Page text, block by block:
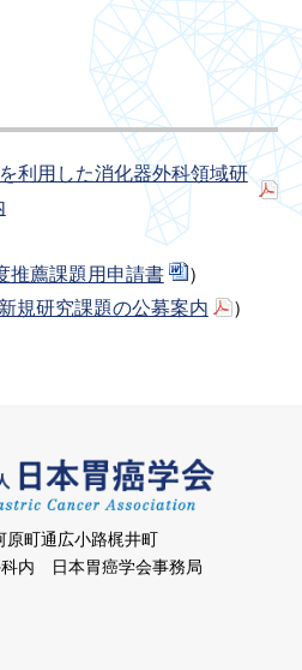
利用した消化器外科領域研
推薦課題用申請書
）
規研究課題の公募案内 ）
町通広小路梶井町
内 日本胃癌学会事務局